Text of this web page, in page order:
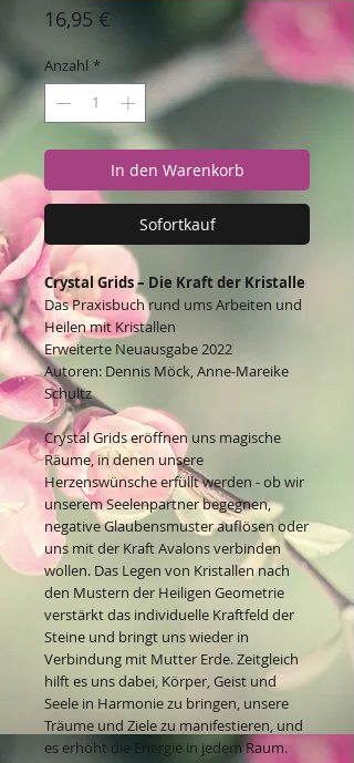
16,95 €
Anzahl *
In den Warenkorb
Sofortkauf
Crystal Grids – Die Kraft der Kristalle
Das Praxisbuch rund ums Arbeiten und
Heilen mit Kristallen
Erweiterte Neuausgabe 2022
Autoren: Dennis Möck, Anne-Mareike
Schultz
Crystal Grids eröffnen uns magische
Räume, in denen unsere
Herzenswünsche erfüllt werden - ob wir
unserem Seelenpartner begegnen,
negative Glaubensmuster auflösen oder
uns mit der Kraft Avalons verbinden
wollen. Das Legen von Kristallen nach
den Mustern der Heiligen Geometrie
verstärkt das individuelle Kraftfeld der
Steine und bringt uns wieder in
Verbindung mit Mutter Erde. Zeitgleich
hilft es uns dabei, Körper, Geist und
Seele in Harmonie zu bringen, unsere
Träume und Ziele zu manifestieren, und
es erhöht die Energie in jedem Raum.